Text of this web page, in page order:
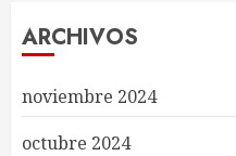
ARCHIVOS
noviembre 2024
octubre 2024